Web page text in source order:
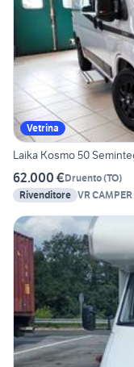
Vetrina
Laika Kosmo 50
62.000 €Druento(TO)
Rivenditore VR